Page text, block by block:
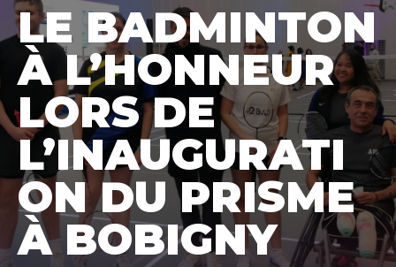
LE BADMINTON
À L’HONNEUR
LORS DE
L’INAUGURATI
ON DU PRISME
À BOBIGNY